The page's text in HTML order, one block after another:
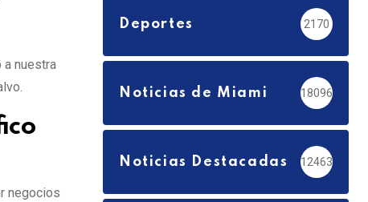
nuestra
negocios
Deportes 2170
Noticias de Miami 18096
Noticias Destacadas 12463